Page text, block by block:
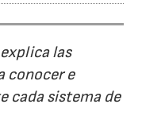
las
conocer e
cada sistema de